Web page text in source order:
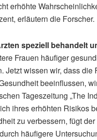
erhöhte
erläutern die Forscher.
speziell behandelt
Frauen häufiger
Jetzt wissen wir, dass
beeinflussen,
Tageszeitung „The
ihres erhöhten Risikos
zu verbessern, fügt
häufigere